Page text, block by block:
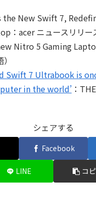
the New Swift 7,
：acer ニュースリリー
Nitro 5 Gaming
Swift 7 Ultrabook is
in the world’ ：
シェアする
Facebook
LINE コ